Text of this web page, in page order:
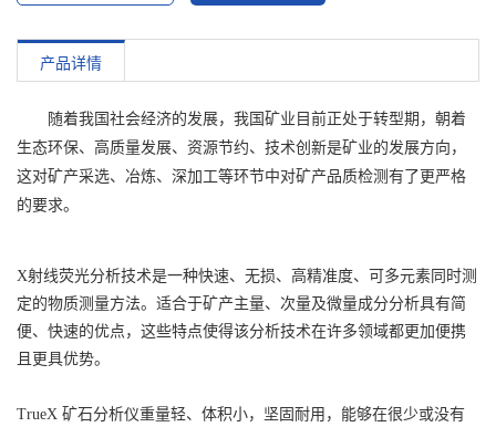
产品详情
随着我国社会经济的发展，我国矿业目前正处于转型期，朝着
生态环保、高质量发展、资源节约、技术创新是矿业的发展方向，
这对矿产采选、冶炼、深加工等环节中对矿产品质检测有了更严格
的要求。
X射线荧光分析技术是一种快速、无损、高精准度、可多元素同时测
定的物质测量方法。适合于矿产主量、次量及微量成分分析具有简
便、快速的优点，这些特点使得该分析技术在许多领域都更加便携
且更具优势。
TrueX 矿石分析仪重量轻、体积小，坚固耐用，能够在很少或没有